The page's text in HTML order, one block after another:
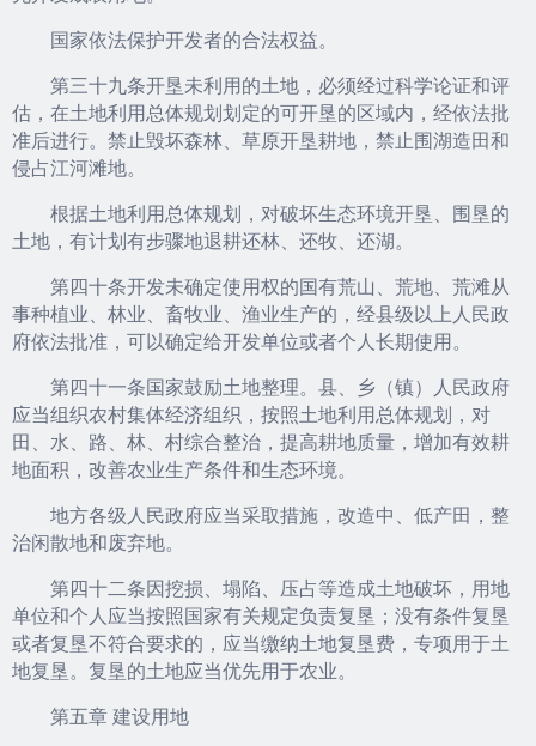
国家依法保护开发者的合法权益。
第三十九条开垦未利用的土地，必须经过科学论证和评
估，在土地利用总体规划划定的可开垦的区域内，经依法批
准后进行。禁止毁坏森林、草原开垦耕地，禁止围湖造田和
侵占江河滩地。
根据土地利用总体规划，对破坏生态环境开垦、围垦的
土地，有计划有步骤地退耕还林、还牧、还湖。
第四十条开发未确定使用权的国有荒山、荒地、荒滩从
事种植业、林业、畜牧业、渔业生产的，经县级以上人民政
府依法批准，可以确定给开发单位或者个人长期使用。
第四十一条国家鼓励土地整理。县、乡（镇）人民政府
应当组织农村集体经济组织，按照土地利用总体规划，对
田、水、路、林、村综合整治，提高耕地质量，增加有效耕
地面积，改善农业生产条件和生态环境。
地方各级人民政府应当采取措施，改造中、低产田，整
治闲散地和废弃地。
第四十二条因挖损、塌陷、压占等造成土地破坏，用地
单位和个人应当按照国家有关规定负责复垦；没有条件复垦
或者复垦不符合要求的，应当缴纳土地复垦费，专项用于土
地复垦。复垦的土地应当优先用于农业。
第五章 建设用地